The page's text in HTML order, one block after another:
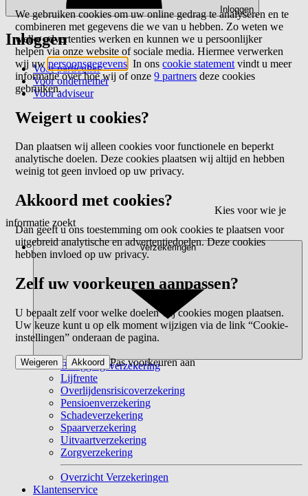
Inloggen
Inloggen
Voor particulier
Voor ondernemer
Voor adviseur
Kies voor wie je
informatie zoekt
Verzekeringen
Beleggingsverzekering
Lijfrente
Overlijdensrisicoverzekering
Pensioenverzekering
Schadeverzekering
Spaarverzekering
Uitvaartverzekering
Zorgverzekering
Overzicht Verzekeringen
Klantenservice
We gebruiken cookies om uw online gedrag te analyseren en te
combineren met gegevens die we van u hebben. Zo weten we
welke advertenties werken en kunnen we u persoonlijker
helpen via onze website of sociale media. Hiermee verwerken
wij uwpersoonsgegevens . In onscookie statement vindt u meer
informatie over hoe wij of onze9 partners deze cookies
gebruiken.
Weigert u cookies?
Dan plaatsen wij alleen cookies voor functionele en beperkt
analytische doelen. Deze cookies plaatsen wij altijd en hebben
weinig tot geen invloed op uw privacy.
Akkoord met cookies?
Dan geeft u ons toestemming om ook cookies te plaatsen voor
uitgebreid analytische en advertentiedoelen. Deze cookies
hebben invloed op uw privacy.
Zelf uw voorkeuren aanpassen?
U bepaalt zelf voor welke doelen wij cookies mogen plaatsen.
Uw keuze kunt u op elk moment wijzigen via de link “Cookie-
instellingen” onderaan de pagina.
Pas voorkeuren aan
Weigeren Akkoord